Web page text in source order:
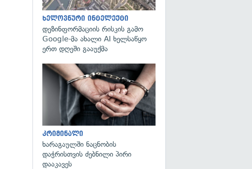
ხელოვნური ინტელექტი
დეზინფორმაციის რისკის გამო
Google-მა ახალი AI ხელსაწყო
ერთ დღეში გააუქმა
კრიმინალი
ხარაგაულში ნაცნობის
დაჭრისთვის ძებნილი პირი
დააკავეს